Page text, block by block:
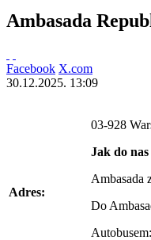
Ambasada
Facebook X.com
30.12.2025. 13:09
Adres:
03-928
Jak do
Ambasada
Do
Autobusem: